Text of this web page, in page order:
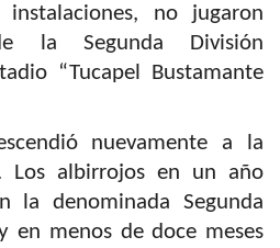
no jugaron
la Segunda División
“Tucapel Bustamante
nuevamente a la
Los albirrojos en un año
la denominada Segunda
en menos de doce meses